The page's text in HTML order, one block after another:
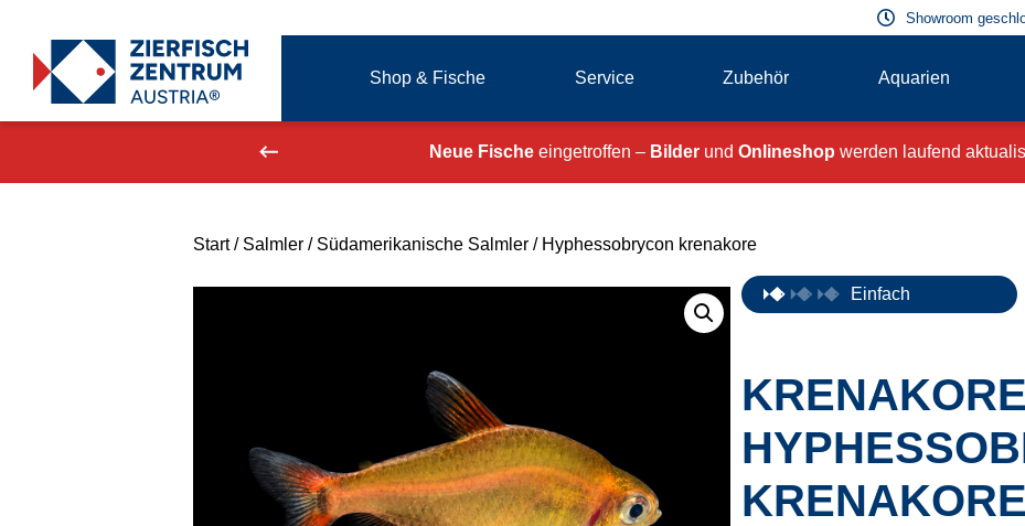
Zierfisch Aquarium Austria
Showroom
Shop & Fische Service Zubehör Aquarien
Neue Fischeeingetroffen – Bilderund Onlineshop werden laufend
Start/ Salmler/ Südamerikanische Salmler/ Hyphessobrycon krenakore
Einfach
KRENAKORE